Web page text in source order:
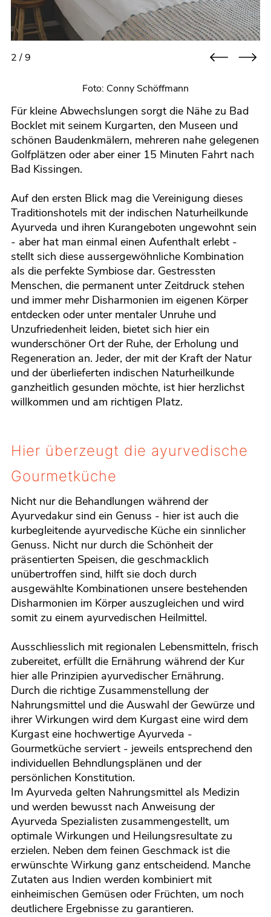
2 / 9
Foto: Conny Schöffmann
Für kleine Abwechslungen sorgt die Nähe zu Bad
Bocklet mit seinem Kurgarten, den Museen und
schönen Baudenkmälern, mehreren nahe gelegenen
Golfplätzen oder aber einer 15 Minuten Fahrt nach
Bad Kissingen.
Auf den ersten Blick mag die Vereinigung dieses
Traditionshotels mit der indischen Naturheilkunde
Ayurveda und ihren Kurangeboten ungewohnt sein
- aber hat man einmal einen Aufenthalt erlebt -
stellt sich diese aussergewöhnliche Kombination
als die perfekte Symbiose dar. Gestressten
Menschen, die permanent unter Zeitdruck stehen
und immer mehr Disharmonien im eigenen Körper
entdecken oder unter mentaler Unruhe und
Unzufriedenheit leiden, bietet sich hier ein
wunderschöner Ort der Ruhe, der Erholung und
Regeneration an. Jeder, der mit der Kraft der Natur
und der überlieferten indischen Naturheilkunde
ganzheitlich gesunden möchte, ist hier herzlichst
willkommen und am richtigen Platz.
Hier überzeugt die ayurvedische
Gourmetküche
Nicht nur die Behandlungen während der
Ayurvedakur sind ein Genuss - hier ist auch die
kurbegleitende ayurvedische Küche ein sinnlicher
Genuss. Nicht nur durch die Schönheit der
präsentierten Speisen, die geschmacklich
unübertroffen sind, hilft sie doch durch
ausgewählte Kombinationen unsere bestehenden
Disharmonien im Körper auszugleichen und wird
somit zu einem ayurvedischen Heilmittel.
Ausschliesslich mit regionalen Lebensmitteln, frisch
zubereitet, erfüllt die Ernährung während der Kur
hier alle Prinzipien ayurvedischer Ernährung.
Durch die richtige Zusammenstellung der
Nahrungsmittel und die Auswahl der Gewürze und
ihrer Wirkungen wird dem Kurgast eine wird dem
Kurgast eine hochwertige Ayurveda -
Gourmetküche serviert - jeweils entsprechend den
individuellen Behndlungsplänen und der
persönlichen Konstitution.
Im Ayurveda gelten Nahrungsmittel als Medizin
und werden bewusst nach Anweisung der
Ayurveda Spezialisten zusammengestellt, um
optimale Wirkungen und Heilungsresultate zu
erzielen. Neben dem feinen Geschmack ist die
erwünschte Wirkung ganz entscheidend. Manche
Zutaten aus Indien werden kombiniert mit
einheimischen Gemüsen oder Früchten, um noch
deutlichere Ergebnisse zu garantieren.